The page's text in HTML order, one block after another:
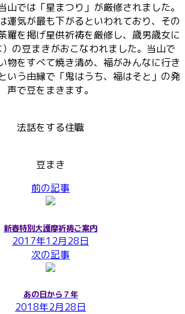
山では「星まつり」が厳修されました。
運気が最も下がるといわれており、その
羅を掲げ星供祈祷を厳修し、歳男歳女に
の豆まきがおこなわれました。当山で
物をすべて焼き清め、福がみんなに行き
いう由縁で「鬼はうち、福はそと」の発
声で豆をまきます。
法話をする住職
豆まき
前の記事
新春特別大護摩祈祷ご案内
2017年12月28日
次の記事
あの日から７年
2018年2月28日